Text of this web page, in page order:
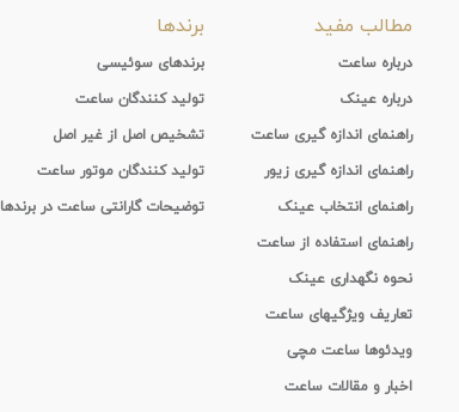
مطالب مفید
درباره ساعت
درباره عینک
راهنمای اندازه گیری ساعت
راهنمای اندازه گیری زیور
راهنمای انتخاب عینک
راهنمای استفاده از ساعت
نحوه نگهداری عینک
تعاریف ویژگیهای ساعت
ویدئوها ساعت مچی
اخبار و مقالات ساعت
برندها
برندهای سوئیسی
تولید کنندگان ساعت
تشخیص اصل از غیر اصل
تولید کنندگان موتور ساعت
توضیحات گارانتی ساعت در برندها